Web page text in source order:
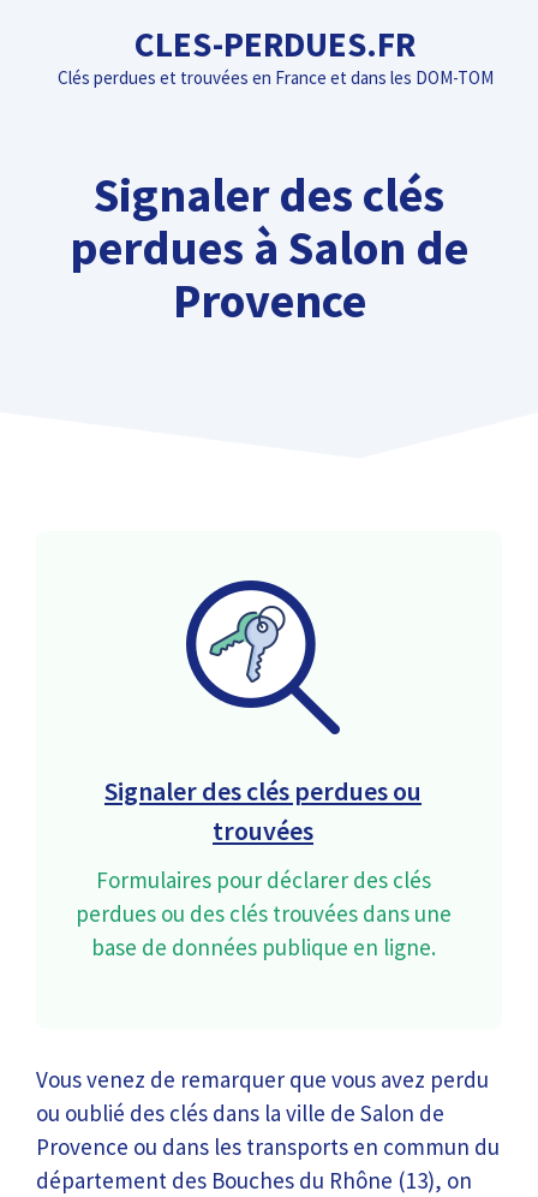
contenu
CLES-PERDUES.FR
Clés perdues et trouvées en France et dans les DOM-TOM
Signaler des clés
perdues à Salon de
Provence
Signaler des clés perdues ou
trouvées
Formulaires pour déclarer des clés
perdues ou des clés trouvées dans une
base de données publique en ligne.
Vous venez de remarquer que vous avez perdu
ou oublié des clés dans la ville de Salon de
Provence ou dans les transports en commun du
département des Bouches du Rhône (13), on